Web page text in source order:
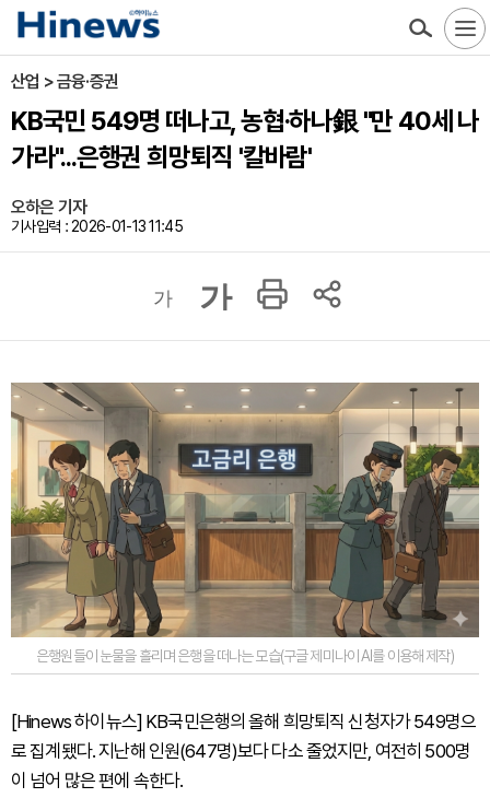
산업 > 금융·증권
KB국민 549명 떠나고, 농협·하나銀 "만 40세 나
가라"...은행권 희망퇴직 '칼바람'
오하은 기자
기사입력 : 2026-01-13 11:45
가 가
은행원들이 눈물을 흘리며 은행을 떠나는 모습(구글 제미나이 AI를 이용해 제작)
[Hinews 하이뉴스] KB국민은행의 올해 희망퇴직 신청자가 549명으
로 집계됐다. 지난해 인원(647명)보다 다소 줄었지만, 여전히 500명
이 넘어 많은 편에 속한다.